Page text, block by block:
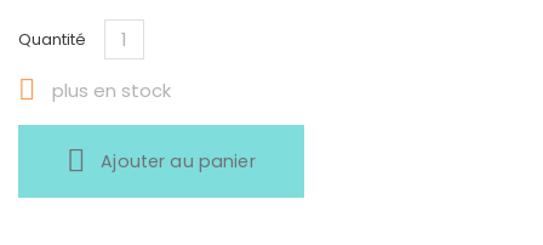
Quantité
 plus en stock
Ajouter au panier